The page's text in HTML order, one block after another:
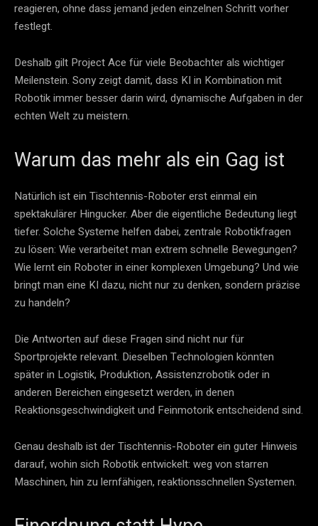
reagieren, ohne dass jemand jeden einzelnen Schritt vorher
festlegt.
Deshalb gilt Project Ace für viele Beobachter als wichtiger
Meilenstein. Sony zeigt damit, dass KI in Kombination mit
Robotik immer besser darin wird, dynamische Aufgaben in der
echten Welt zu meistern.
Warum das mehr als ein Gag ist
Natürlich ist ein Tischtennis-Roboter erst einmal ein
spektakulärer Hingucker. Aber die eigentliche Bedeutung liegt
tiefer. Solche Systeme helfen dabei, zentrale Robotikfragen
zu lösen: Wie verarbeitet man extrem schnelle Bewegungen?
Wie lernt ein Roboter in einer komplexen Umgebung? Und wie
bringt man eine KI dazu, nicht nur zu denken, sondern präzise
zu handeln?
Die Antworten auf diese Fragen sind nicht nur für
Sportprojekte relevant. Dieselben Technologien könnten
später in Logistik, Produktion, Assistenzrobotik oder in
anderen Bereichen eingesetzt werden, in denen
Reaktionsgeschwindigkeit und Feinmotorik entscheidend sind.
Genau deshalb ist der Tischtennis-Roboter ein guter Hinweis
darauf, wohin sich Robotik entwickelt: weg von starren
Maschinen, hin zu lernfähigen, reaktionsschnellen Systemen.